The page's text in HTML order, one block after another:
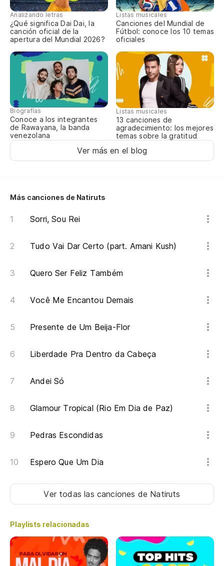
Analizando letras
¿Qué significa Dai Dai, la
canción oficial de la
apertura del Mundial 2026?
Listas musicales
Canciones del Mundial de
Fútbol: conoce los 10 temas
oficiales
Biografías
Conoce a los integrantes
de Rawayana, la banda
venezolana
Listas musicales
13 canciones de
agradecimiento: los mejores
temas sobre la gratitud
Ver más en el blog
Más canciones de Natiruts
Sorri, Sou Rei
Tudo Vai Dar Certo (part. Amani Kush)
Quero Ser Feliz Também
Você Me Encantou Demais
Presente de Um Beija-Flor
Liberdade Pra Dentro da Cabeça
Andei Só
Glamour Tropical (Rio Em Dia de Paz)
Pedras Escondidas
Espero Que Um Dia
Ver todas las canciones de Natiruts
Playlists relacionadas